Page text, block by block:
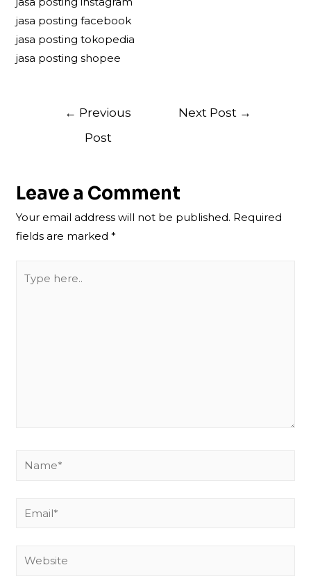
jasa posting facebook
jasa posting tokopedia
jasa posting shopee
Post
navigation
← Previous
Post
Next Post →
Leave a Comment
Your email address will not be published. Required
fields are marked*
here..
Name*
Email*
Website